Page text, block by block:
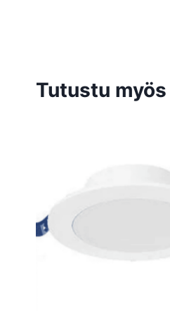
Tutustu myös